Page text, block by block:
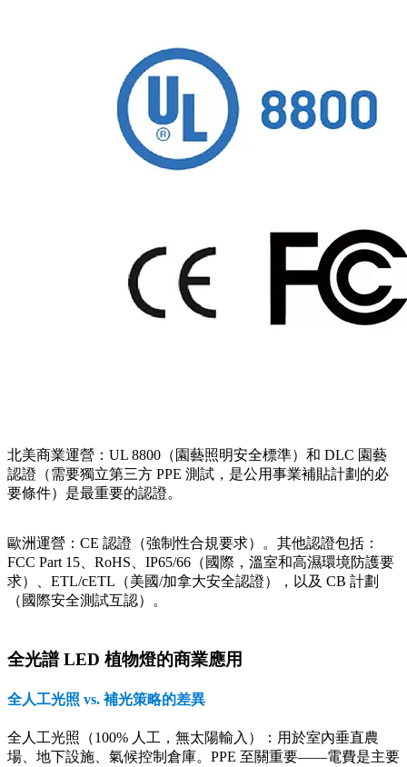
北美商業運營：UL 8800（園藝照明安全標準）和 DLC 園藝
認證（需要獨立第三方 PPE 測試，是公用事業補貼計劃的必
要條件）是最重要的認證。
歐洲運營：CE 認證（強制性合規要求）。其他認證包括：
FCC Part 15、RoHS、IP65/66（國際，溫室和高濕環境防護要
求）、ETL/cETL（美國/加拿大安全認證），以及 CB 計劃
（國際安全測試互認）。
全光譜 LED 植物燈的商業應用
全人工光照 vs. 補光策略的差異
全人工光照（100% 人工，無太陽輸入）：用於室內垂直農
場、地下設施、氣候控制倉庫。PPE 至關重要——電費是主要